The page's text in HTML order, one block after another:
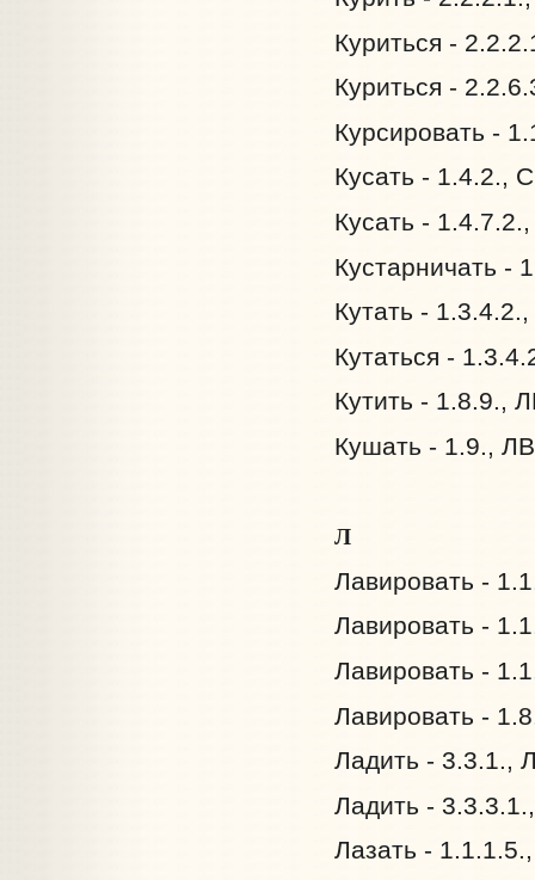
Куриться -
Куриться -
Курсировать -
Кусать - 1.4.2.,
Кусать -
Кустарничать -
Кутать -
Кутаться -
Кутить - 1.8.9.,
Кушать - 1.9.,
Л
Лавировать -
Лавировать -
Лавировать -
Лавировать -
Ладить - 3.3.1.,
Ладить -
Лазать -